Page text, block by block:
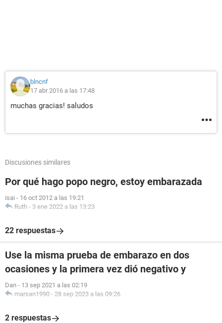
blncnf
17 abr 2016 a las 17:48
muchas gracias! saludos
Discusiones similares
Por qué hago popo negro, estoy embarazada
isai - 16 oct 2012 a las 19:21
Ruth - 3 ene 2022 a las 13:23
22 respuestas
Use la misma prueba de embarazo en dos
ocasiones y la primera vez dió negativo y
Dan - 13 sep 2021 a las 02:19
marsan1990 - 28 sep 2023 a las 09:26
2 respuestas